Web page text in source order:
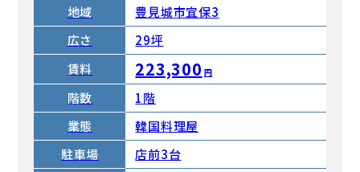
地域
豊見城市宜保3
広さ
29坪
賃料
223,300 円
階数
1階
業態
韓国料理屋
駐車場
店前3台